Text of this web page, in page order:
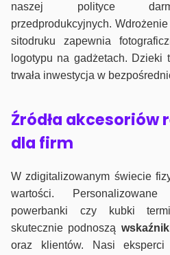
naszej polityce
przedprodukcyjnych.
sitodruku zapewnia
logotypu na gadżetach. Dzieki
trwała inwestycja w
Źródła akcesoriów
dla firm
W zdigitalizowanym świecie
wartości.
powerbanki czy kubki
skutecznie podnoszą
oraz klientów. Nasi